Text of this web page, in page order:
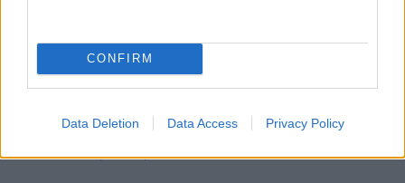
CONFIRM
Data Deletion Data Access Privacy Policy
Aktaion Classic: Φινέτσα, σύγχρονη πολυτέλεια και υψηλή
γαστρονομία σε έναν χώρο με μακραίωνη ιστορία στην καρδιά
της Ρόδου
Στην καρδιά της Ρόδου, στο πλέον εμβληματικό κτήριο, βρίσκεται το
Aktaion Classic για αξεπέραστες...